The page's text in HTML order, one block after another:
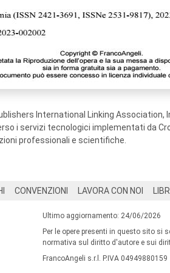
International Linking Association,
i servizi tecnologici implementati da
professionali e scientifiche.
CONVENZIONI LAVORA CON NOI
Ultimo aggiornamento: 24/06/2026
Per le opere presenti in questo sito si
normativa sul diritto d'autore e sui
FrancoAngeli s.r.l. P.IVA 04949880159